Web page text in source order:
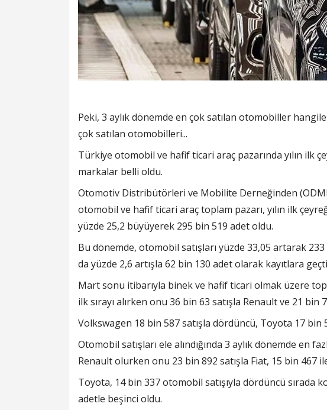
Peki, 3 aylık dönemde en çok satılan otomobiller
çok satılan otomobilleri...
Türkiye otomobil ve hafif ticari araç pazarında yılın ilk
markalar belli oldu.
Otomotiv Distribütörleri ve Mobilite Derneğinden
otomobil ve hafif ticari araç toplam pazarı, yılın ilk
yüzde 25,2 büyüyerek 295 bin 519 adet oldu.
Bu dönemde, otomobil satışları yüzde 33,05 artarak
da yüzde 2,6 artışla 62 bin 130 adet olarak kayıtlara
Mart sonu itibarıyla binek ve hafif ticari olmak üzere
ilk sırayı alırken onu 36 bin 63 satışla Renault ve 21
Volkswagen 18 bin 587 satışla dördüncü, Toyota 17 bin
Otomobil satışları ele alındığında 3 aylık dönemde en
Renault olurken onu 23 bin 892 satışla Fiat, 15 bin 467
Toyota, 14 bin 337 otomobil satışıyla dördüncü sırada
adetle beşinci oldu.